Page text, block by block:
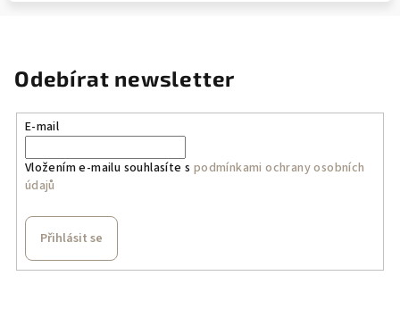
Odebírat newsletter
E-mail
Vložením e-mailu souhlasíte s podmínkami ochrany osobních
údajů
Přihlásit se